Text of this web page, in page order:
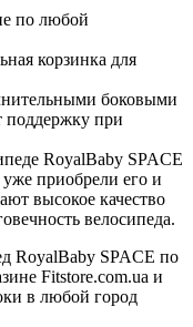
по любой
корзинка для
боковыми
поддержку при
RoyalBaby SPACE
приобрели его и
высокое качество
велосипеда.
RoyalBaby SPACE по
Fitstore.com.ua и
в любой город